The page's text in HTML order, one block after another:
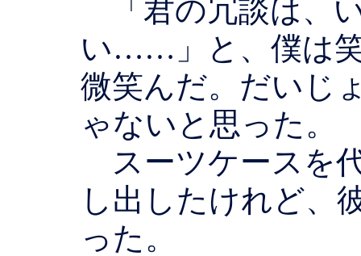
「君の冗談は、
い……」と、僕は
微笑んだ。だいじ
ゃないと思った。
スーツケースを
し出したけれど、
った。